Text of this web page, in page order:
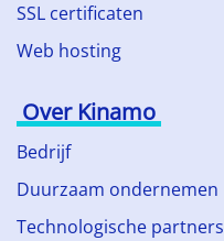
SSL certificaten
Web hosting
Over Kinamo
Bedrijf
Duurzaam ondernemen
Technologische partners